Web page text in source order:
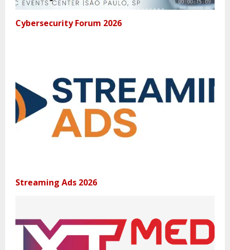
Cybersecurity Forum 2026
Streaming Ads 2026